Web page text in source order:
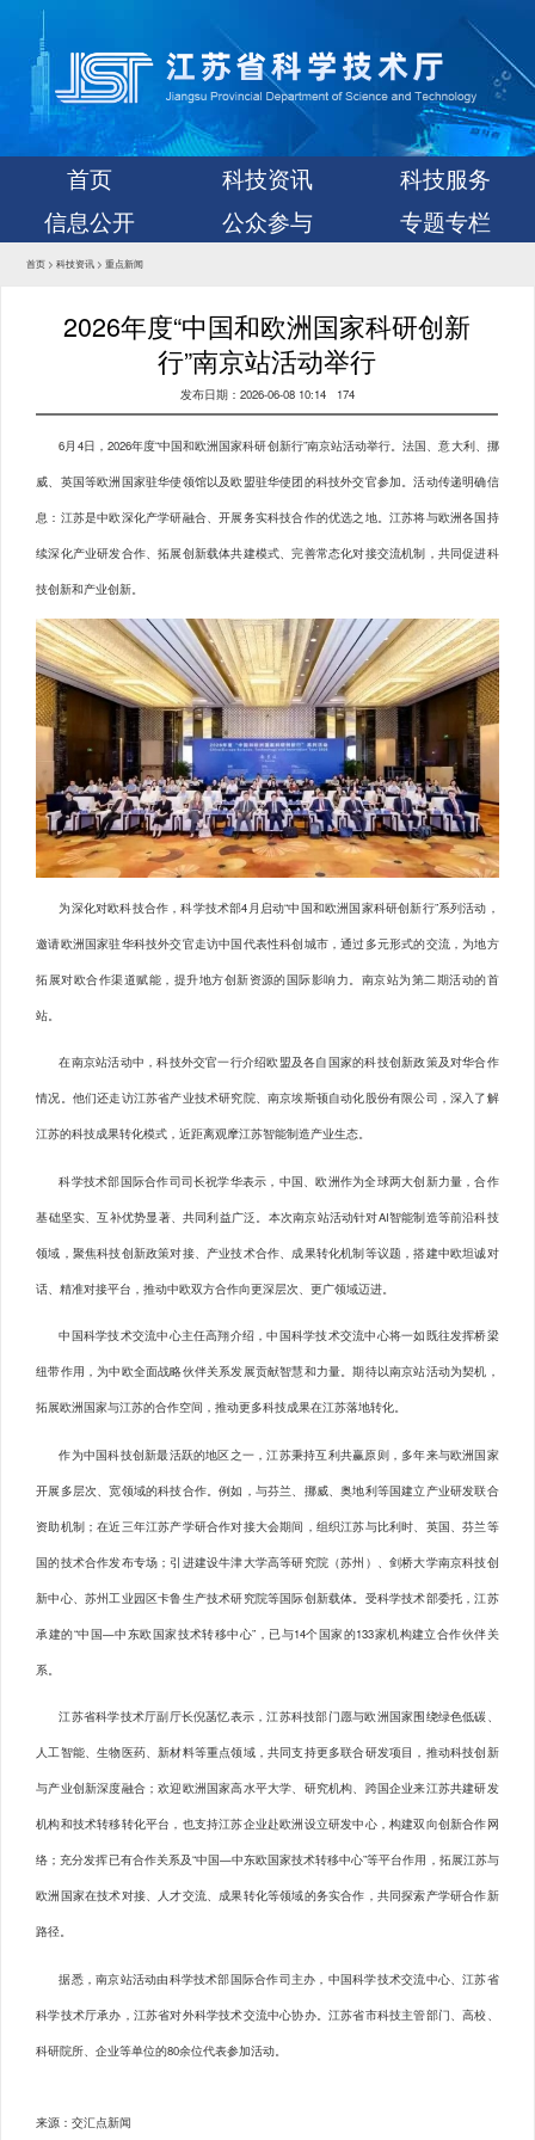
首页 科技资讯
科技服务
信息公开
公众参与 专题专栏
首页> 科技资讯> 重点新闻
2026年度“中国和欧洲国家科研创新
行”南京站活动举行
发布日期：2026-06-08 10:14 174
6月4日，2026年度“中国和欧洲国家科研创新行”南京站活动举行。法国、意大利、挪
威、英国等欧洲国家驻华使领馆以及欧盟驻华使团的科技外交官参加。活动传递明确信
息：江苏是中欧深化产学研融合、开展务实科技合作的优选之地。江苏将与欧洲各国持
续深化产业研发合作、拓展创新载体共建模式、完善常态化对接交流机制，共同促进科
技创新和产业创新。
为深化对欧科技合作，科学技术部4月启动“中国和欧洲国家科研创新行”系列活动，
邀请欧洲国家驻华科技外交官走访中国代表性科创城市，通过多元形式的交流，为地方
拓展对欧合作渠道赋能，提升地方创新资源的国际影响力。南京站为第二期活动的首
站。
在南京站活动中，科技外交官一行介绍欧盟及各自国家的科技创新政策及对华合作
情况。他们还走访江苏省产业技术研究院、南京埃斯顿自动化股份有限公司，深入了解
江苏的科技成果转化模式，近距离观摩江苏智能制造产业生态。
科学技术部国际合作司司长祝学华表示，中国、欧洲作为全球两大创新力量，合作
基础坚实、互补优势显著、共同利益广泛。本次南京站活动针对AI智能制造等前沿科技
领域，聚焦科技创新政策对接、产业技术合作、成果转化机制等议题，搭建中欧坦诚对
话、精准对接平台，推动中欧双方合作向更深层次、更广领域迈进。
中国科学技术交流中心主任高翔介绍，中国科学技术交流中心将一如既往发挥桥梁
纽带作用，为中欧全面战略伙伴关系发展贡献智慧和力量。期待以南京站活动为契机，
拓展欧洲国家与江苏的合作空间，推动更多科技成果在江苏落地转化。
作为中国科技创新最活跃的地区之一，江苏秉持互利共赢原则，多年来与欧洲国家
开展多层次、宽领域的科技合作。例如，与芬兰、挪威、奥地利等国建立产业研发联合
资助机制；在近三年江苏产学研合作对接大会期间，组织江苏与比利时、英国、芬兰等
国的技术合作发布专场；引进建设牛津大学高等研究院（苏州）、剑桥大学南京科技创
新中心、苏州工业园区卡鲁生产技术研究院等国际创新载体。受科学技术部委托，江苏
承建的“中国—中东欧国家技术转移中心”，已与14个国家的133家机构建立合作伙伴关
系。
江苏省科学技术厅副厅长倪菡忆表示，江苏科技部门愿与欧洲国家围绕绿色低碳、
人工智能、生物医药、新材料等重点领域，共同支持更多联合研发项目，推动科技创新
与产业创新深度融合；欢迎欧洲国家高水平大学、研究机构、跨国企业来江苏共建研发
机构和技术转移转化平台，也支持江苏企业赴欧洲设立研发中心，构建双向创新合作网
络；充分发挥已有合作关系及“中国—中东欧国家技术转移中心”等平台作用，拓展江苏与
欧洲国家在技术对接、人才交流、成果转化等领域的务实合作，共同探索产学研合作新
路径。
据悉，南京站活动由科学技术部国际合作司主办，中国科学技术交流中心、江苏省
科学技术厅承办，江苏省对外科学技术交流中心协办。江苏省市科技主管部门、高校、
科研院所、企业等单位的80余位代表参加活动。
来源：交汇点新闻